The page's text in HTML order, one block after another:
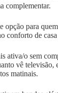
complementar.
opção para
conforto de
ativa/o sem
vê televisão,
matinais.